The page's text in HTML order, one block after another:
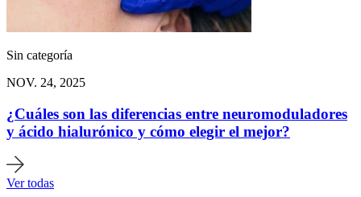
Sin categoría
NOV. 24, 2025
¿Cuáles son las diferencias entre neuromoduladores
y ácido hialurónico y cómo elegir el mejor?
Ver todas